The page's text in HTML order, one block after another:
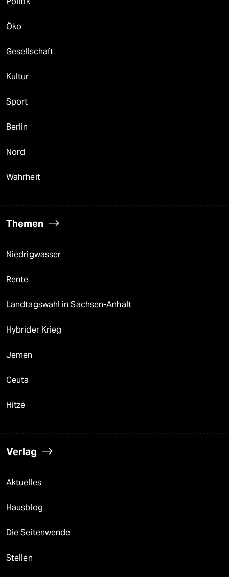
Öko
Gesellschaft
Kultur
Sport
Berlin
Nord
Wahrheit
Themen
Niedrigwasser
Rente
Landtagswahl in Sachsen-Anhalt
Hybrider Krieg
Jemen
Ceuta
Hitze
Verlag
Aktuelles
Hausblog
Die Seitenwende
Stellen